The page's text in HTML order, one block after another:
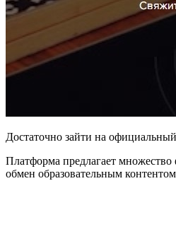
Достаточно зайти на
Платформа предлагает
обмен образовательным